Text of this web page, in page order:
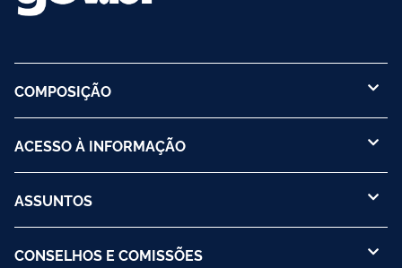
milhões são crianças entre 5 e 9 anos.
COMPOSIÇÃO
ACESSO À INFORMAÇÃO
ASSUNTOS
CONSELHOS E COMISSÕES